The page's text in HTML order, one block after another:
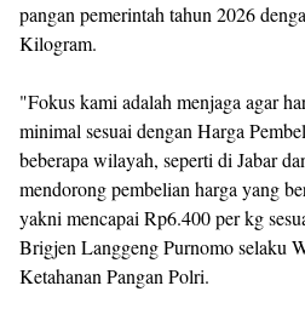
pangan pemerintah tahun 2026
Kilogram.
"Fokus kami adalah menjaga agar
minimal sesuai dengan Harga
beberapa wilayah, seperti di Jabar
mendorong pembelian harga yang
yakni mencapai Rp6.400 per kg
Brigjen Langgeng Purnomo selaku
Ketahanan Pangan Polri.